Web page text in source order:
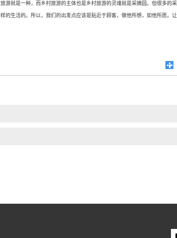
游就是一种，而乡村旅游的主体也是乡村旅游的灵魂就是采摘园。但很多的
的生活的。所以，我们的出发点应该是贴近于顾客，做他所想，如他所愿。